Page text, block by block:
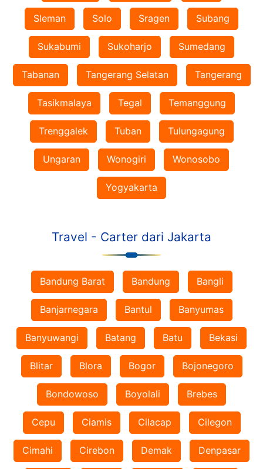
Sleman Solo Sragen Subang
Sukabumi Sukoharjo Sumedang
Tabanan Tangerang Selatan Tangerang
Tasikmalaya Tegal Temanggung
Trenggalek Tuban Tulungagung
Ungaran Wonogiri Wonosobo
Yogyakarta
Travel - Carter dari Jakarta
Bandung Barat Bandung Bangli
Banjarnegara Bantul Banyumas
Banyuwangi Batang Batu Bekasi
Blitar Blora Bogor Bojonegoro
Bondowoso Boyolali Brebes
Cepu Ciamis Cilacap Cilegon
Cimahi Cirebon Demak Denpasar